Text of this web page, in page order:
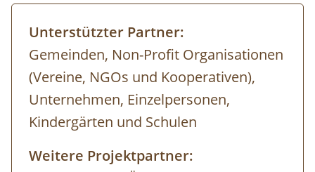
Unterstützter Partner:
Gemeinden, Non-Profit Organisationen
(Vereine, NGOs und Kooperativen),
Unternehmen, Einzelpersonen,
Kindergärten und Schulen
Weitere Projektpartner: